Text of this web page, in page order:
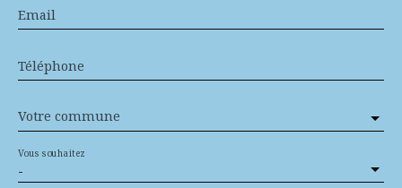
Email
Téléphone
Votre commune
-
Vous souhaitez